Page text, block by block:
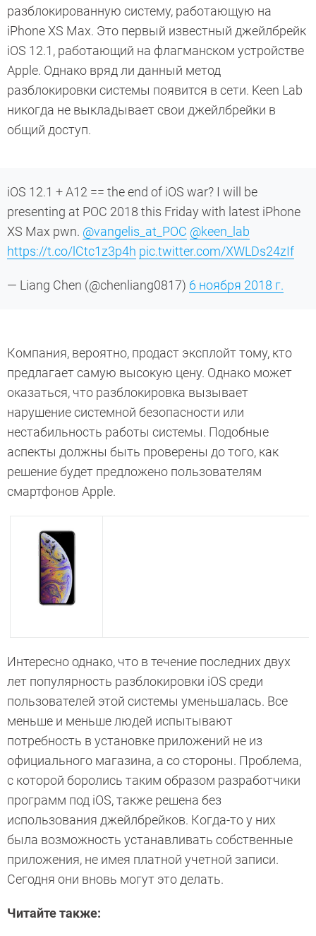
разблокированную систему, работающую на
iPhone XS Max. Это первый известный джейлбрейк
iOS 12.1, работающий на флагманском устройстве
Apple. Однако вряд ли данный метод
разблокировки системы появится в сети. Keen Lab
никогда не выкладывает свои джейлбрейки в
общий доступ.
iOS 12.1 + A12 == the end of iOS war? I will be
presenting at POC 2018 this Friday with latest iPhone
XS Max pwn. @vangelis_at_POC @keen_lab
https://t.co/lCtc1z3p4h pic.twitter.com/XWLDs24zIf
— Liang Chen (@chenliang0817) 6 ноября 2018 г.
Компания, вероятно, продаст эксплойт тому, кто
предлагает самую высокую цену. Однако может
оказаться, что разблокировка вызывает
нарушение системной безопасности или
нестабильность работы системы. Подобные
аспекты должны быть проверены до того, как
решение будет предложено пользователям
смартфонов Apple.
Интересно однако, что в течение последних двух
лет популярность разблокировки iOS среди
пользователей этой системы уменьшалась. Все
меньше и меньше людей испытывают
потребность в установке приложений не из
официального магазина, а со стороны. Проблема,
с которой боролись таким образом разработчики
программ под iOS, также решена без
использования джейлбрейков. Когда-то у них
была возможность устанавливать собственные
приложения, не имея платной учетной записи.
Сегодня они вновь могут это делать.
Читайте также: